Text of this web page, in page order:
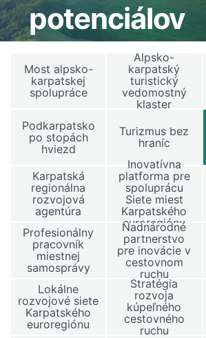
potenciálov
Most alpsko-
karpatskej
spolupráce
Alpsko-
karpatský
turistický
vedomostný
klaster
Podkarpatsko
po stopách
hviezd
Turizmus bez
hraníc
Karpatská
regionálna
rozvojová
agentúra
Inovatívna
platforma pre
spoluprácu
Siete miest
Karpatského
euroregiónu
Profesionálny
pracovník
miestnej
samosprávy
Nadnárodné
partnerstvo
pre inovácie v
cestovnom
ruchu
Lokálne
rozvojové siete
Karpatského
euroregiónu
Stratégia
rozvoja
kúpeľného
cestovného
ruchu